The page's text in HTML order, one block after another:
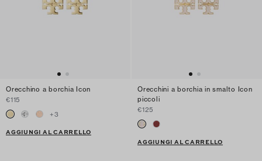
Orecchino a borchia Icon
€115
+3
AGGIUNGI AL CARRELLO
Orecchini a borchia in smalto Icon
piccoli
€125
AGGIUNGI AL CARRELLO